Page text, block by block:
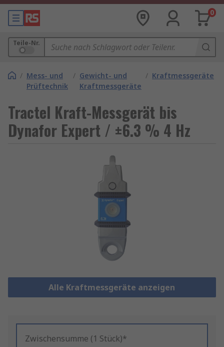
0
Teile-Nr.
/ Mess- und
Prüftechnik
/ Gewicht- und
Kraftmessgeräte
/ Kraftmessgeräte
Tractel Kraft-Messgerät bis
Dynafor Expert / ±6.3 % 4 Hz
Alle Kraftmessgeräte anzeigen
Zwischensumme (1 Stück)*